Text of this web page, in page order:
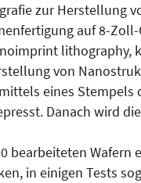
zur Herstellung
auf 8-
lithography,
von
eines
Danach wird
bearbeiteten Wafern
in einigen Tests